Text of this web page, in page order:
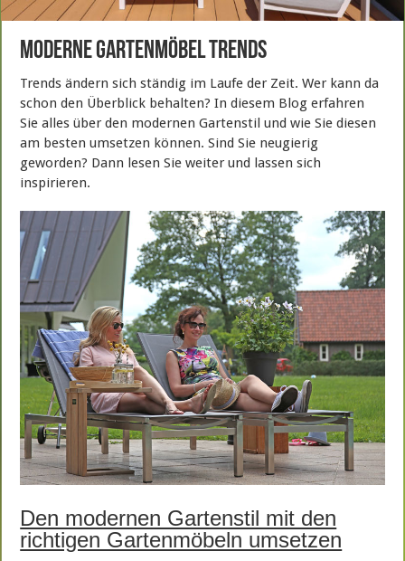
Moderne Gartenmöbel Trends
Trends ändern sich ständig im Laufe der Zeit. Wer kann da
schon den Überblick behalten? In diesem Blog erfahren
Sie alles über den modernen Gartenstil und wie Sie diesen
am besten umsetzen können. Sind Sie neugierig
geworden? Dann lesen Sie weiter und lassen sich
inspirieren.
Den modernen Gartenstil mit den
richtigen Gartenmöbeln umsetzen